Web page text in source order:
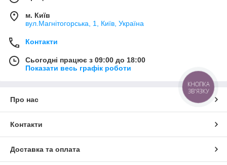
м. Київ
вул.Магнітогорська, 1, Київ, Україна
Контакти
Сьогодні працює з 09:00 до 18:00
Показати весь графік роботи
Про нас
Контакти
Доставка та оплата
КНОПКА
ЗВ'ЯЗКУ